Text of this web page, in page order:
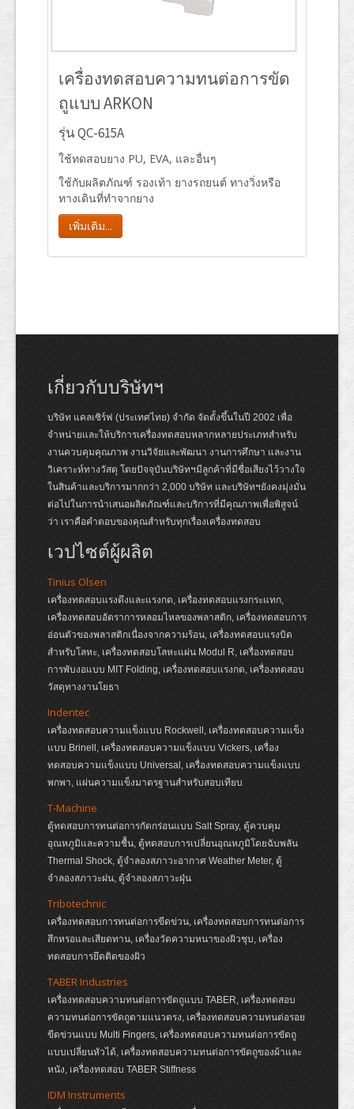
เครื่องทดสอบความทนต่อการขัด
ถูแบบ ARKON
รุ่น QC-615A
ใช้ทดสอบยาง PU, EVA, และอื่นๆ
ใช้กับผลิตภัณฑ์ รองเท้า ยางรถยนต์ ทางวิ่งหรือ
ทางเดินที่ทำจากยาง
เพิ่มเติม...
เกี่ยวกับบริษัทฯ
บริษัท แคลเซิร์ฟ (ประเทศไทย) จำกัด จัดตั้งขึ้นในปี 2002 เพื่อ
จำหน่ายและให้บริการเครื่องทดสอบหลากหลายประเภทสำหรับ
งานควบคุมคุณภาพ งานวิจัยและพัฒนา งานการศึกษา และงาน
วิเคราะห์ทางวัสดุ โดยปัจจุบันบริษัทฯมีลูกค้าที่มีชื่อเสียงไว้วางใจ
ในสินค้าและบริการมากกว่า 2,000 บริษัท และบริษัทฯยังคงมุ่งมั่น
ต่อไปในการนำเสนอผลิตภัณฑ์และบริการที่มีคุณภาพเพื่อพิสูจน์
ว่า เราคือคำตอบของคุณสำหรับทุกเรื่องเครื่องทดสอบ
เวปไซต์ผู้ผลิต
Tinius Olsen
เครื่องทดสอบแรงดึงและแรงกด, เครื่องทดสอบแรงกระแทก,
เครื่องทดสอบอัตราการหลอมไหลของพลาสติก, เครื่องทดสอบการ
อ่อนตัวของพลาสติกเนื่องจากความร้อน, เครื่องทดสอบแรงบิด
สำหรับโลหะ, เครื่องทดสอบโลหะแผ่น Modul R, เครื่องทดสอบ
การพับงอแบบ MIT Folding, เครื่องทดสอบแรงกด, เครื่องทดสอบ
วัสดุทางงานโยธา
Indentec
เครื่องทดสอบความแข็งแบบ Rockwell, เครื่องทดสอบความแข็ง
แบบ Brinell, เครื่องทดสอบความแข็งแบบ Vickers, เครื่อง
ทดสอบความแข็งแบบ Universal, เครื่องทดสอบความแข็งแบบ
พกพา, แผ่นความแข็งมาตรฐานสำหรับสอบเทียบ
T-Machine
ตู้ทดสอบการทนต่อการกัดกร่อนแบบ Salt Spray, ตู้ควบคุม
อุณหภูมิและความชื้น, ตู้ทดสอบการเปลี่ยนอุณหภูมิโดยฉับพลัน
Thermal Shock, ตู้จำลองสภาวะอากาศ Weather Meter, ตู้
จำลองสภาวะฝน, ตู้จำลองสภาวะฝุ่น
Tribotechnic
เครื่องทดสอบการทนต่อการขีดข่วน, เครื่องทดสอบการทนต่อการ
สึกหรอและเสียดทาน, เครื่องวัดความหนาของผิวชุบ, เครื่อง
ทดสอบการยึดติดของผิว
TABER Industries
เครื่องทดสอบความทนต่อการขัดถูแบบ TABER, เครื่องทดสอบ
ความทนต่อการขัดถูตามแนวตรง, เครื่องทดสอบความทนต่อรอย
ขีดข่วนแบบ Multi Fingers, เครื่องทดสอบความทนต่อการขัดถู
แบบเปลี่ยนหัวได้, เครื่องทดสอบความทนต่อการขัดถูของผ้าและ
หนัง, เครื่องทดสอบ TABER Stiffness
IDM Instruments